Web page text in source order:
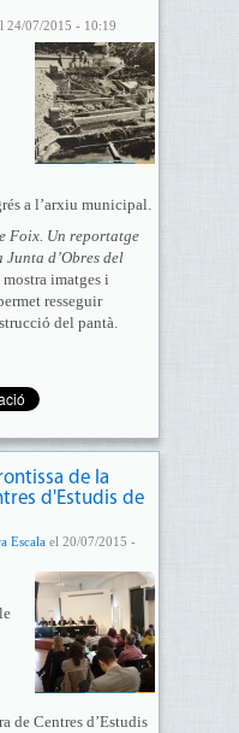
24/07/2015 - 10:19
a l’arxiu municipal.
Foix. Un reportatge
d’Obres del
mostra imatges i
resseguir
del pantà.
de la
d'Estudis de
Escalael 20/07/2015 -
de Centres d’Estudis